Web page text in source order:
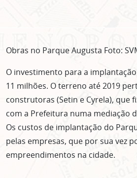
Obras no Parque Augusta Foto:
O investimento para a
11 milhões. O terreno até 2019
construtoras (Setin e Cyrela), que
com a Prefeitura numa mediação
Os custos de implantação do
pelas empresas, que por sua vez
empreendimentos na cidade.